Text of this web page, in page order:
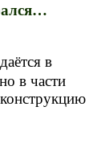
в
в части